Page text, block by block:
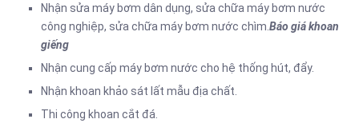
Nhận sửa máy bơm dân dụng, sửa chữa máy bơm nước
công nghiệp, sửa chữa máy bơm nước chìm. Báo giá khoan
giếng
Nhận cung cấp máy bơm nước cho hệ thống hút, đẩy.
Nhận khoan khảo sát lất mẫu địa chất.
Thi công khoan cắt đá.